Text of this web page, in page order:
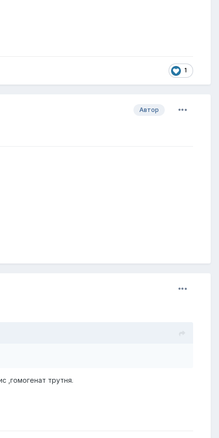
1
Автор
,гомогенат трутня.